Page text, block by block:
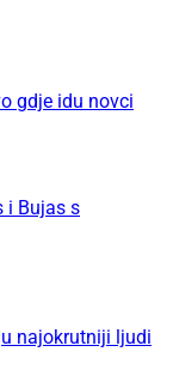
gdje idu novci
i Bujas s
najokrutniji ljudi